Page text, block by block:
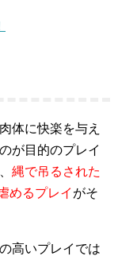
体に快楽を与え
が目的のプレイ
縄で吊るされた
めるプレイ がそ
高いプレイでは